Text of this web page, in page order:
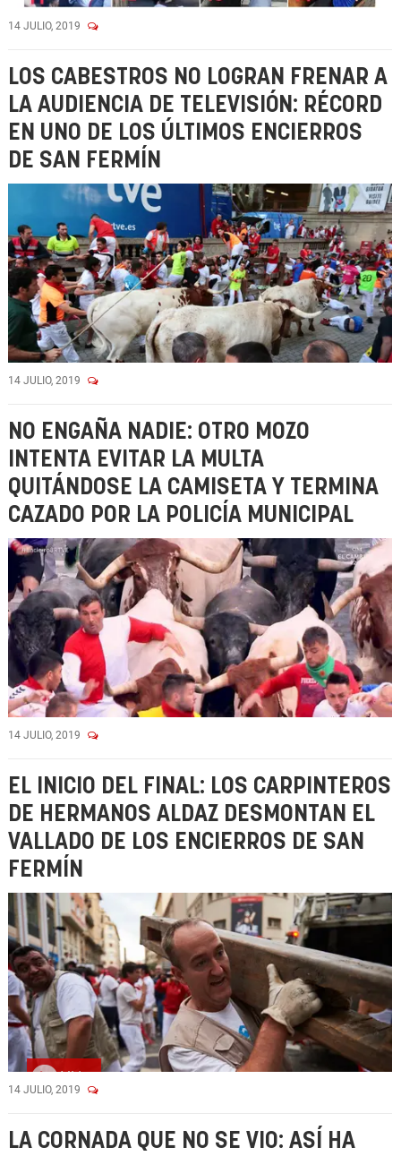
14 JULIO, 2019
LOS CABESTROS NO LOGRAN FRENAR A
LA AUDIENCIA DE TELEVISIÓN: RÉCORD
EN UNO DE LOS ÚLTIMOS ENCIERROS
DE SAN FERMÍN
14 JULIO, 2019
NO ENGAÑA NADIE: OTRO MOZO
INTENTA EVITAR LA MULTA
QUITÁNDOSE LA CAMISETA Y TERMINA
CAZADO POR LA POLICÍA MUNICIPAL
14 JULIO, 2019
EL INICIO DEL FINAL: LOS CARPINTEROS
DE HERMANOS ALDAZ DESMONTAN EL
VALLADO DE LOS ENCIERROS DE SAN
FERMÍN
14 JULIO, 2019
LA CORNADA QUE NO SE VIO: ASÍ HA